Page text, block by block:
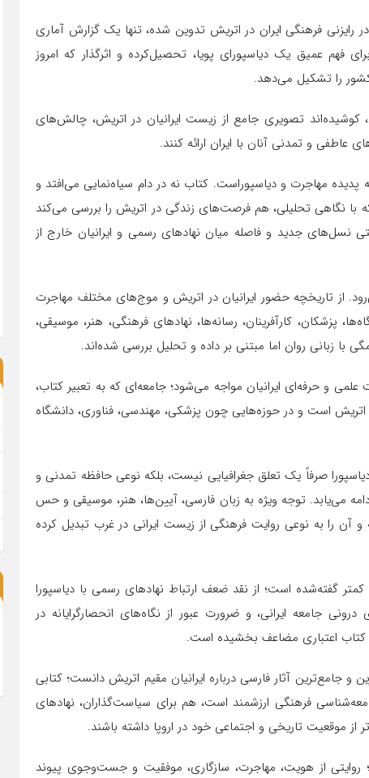
فرهنگی ایران در اتریش تدوین شده، تنها یک گزارش آماری
فهم عمیق یک دیاسپورای پویا، تحصیل‌کرده و اثرگذار که امروز
کشور را تشکیل می‌دهد.
کوشیده‌اند تصویری جامع از زیست ایرانیان در اتریش، چالش‌های
عاطفی و تمدنی آنان با ایران ارائه کنند.
مهاجرت و دیاسپوراست. کتاب نه در دام سیاه‌نمایی می‌افتد و
با نگاهی تحلیلی، هم فرصت‌های زندگی در اتریش را بررسی می‌کند
نسل‌های جدید و فاصله میان نهادهای رسمی و ایرانیان خارج از
از تاریخچه حضور ایرانیان در اتریش و موج‌های مختلف مهاجرت
پزشکان، کارآفرینان، رسانه‌ها، نهادهای فرهنگی، هنر، موسیقی،
زبانی روان اما مبتنی بر داده و تحلیل بررسی شده‌اند.
و حرفه‌ای ایرانیان مواجه می‌شود؛ جامعه‌ای که به تعبیر کتاب،
اتریش است و در حوزه‌هایی چون پزشکی، مهندسی، فناوری، دانشگاه
صرفاً یک تعلق جغرافیایی نیست، بلکه نوعی حافظه تمدنی و
می‌یابد. توجه ویژه به زبان فارسی، آیین‌ها، هنر، موسیقی و حس
و آن را به نوعی روایت فرهنگی از زیست ایرانی در غرب تبدیل کرده
گفته‌شده است؛ از نقد ضعف ارتباط نهادهای رسمی با دیاسپورا
جامعه ایرانی، و ضرورت عبور از نگاه‌های انحصارگرایانه در
کتاب اعتباری مضاعف بخشیده است.
جامع‌ترین آثار فارسی درباره ایرانیان مقیم اتریش دانست؛ کتابی
فرهنگی ارزشمند است، هم برای سیاست‌گذاران، نهادهای
موقعیت تاریخی و اجتماعی خود در اروپا داشته باشند.
روایتی از هویت، مهاجرت، سازگاری، موفقیت و جست‌وجوی پیوند